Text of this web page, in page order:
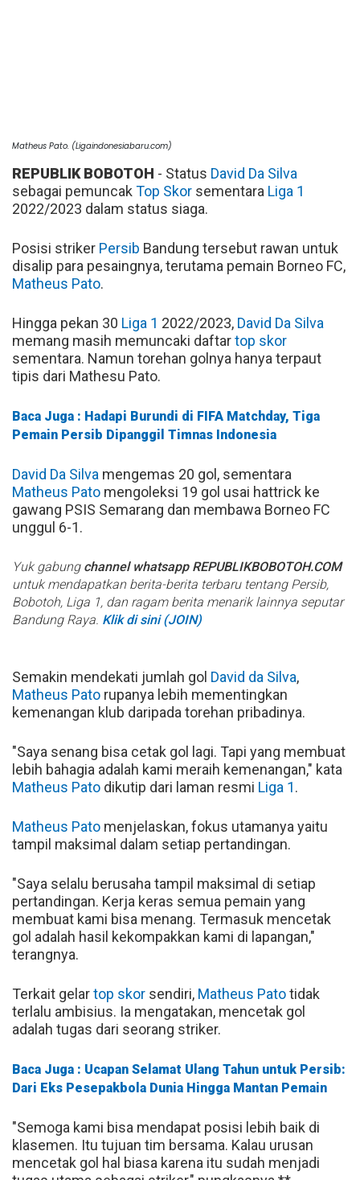
Matheus Pato. (Ligaindonesiabaru.com)
REPUBLIK BOBOTOH - Status David Da Silva
sebagai pemuncakTop Skor sementara Liga 1
2022/2023 dalam status siaga.
Posisi striker Persib Bandung tersebut rawan untuk
disalip para pesaingnya, terutama pemain Borneo FC,
Matheus Pato.
Hingga pekan 30 Liga 1 2022/2023, David Da Silva
memang masih memuncaki daftartop skor
sementara. Namun torehan golnya hanya terpaut
tipis dari Mathesu Pato.
Baca Juga : Hadapi Burundi di FIFA Matchday, Tiga
Pemain Persib Dipanggil Timnas Indonesia
David Da Silva mengemas 20 gol, sementara
Matheus Pato mengoleksi 19 gol usai hattrick ke
gawang PSIS Semarang dan membawa Borneo FC
unggul 6-1.
Yuk gabung channel whatsapp REPUBLIKBOBOTOH.COM
untuk mendapatkan berita-berita terbaru tentang Persib,
Bobotoh, Liga 1, dan ragam berita menarik lainnya seputar
Bandung Raya. Klik di sini (JOIN)
Semakin mendekati jumlah gol David da Silva,
Matheus Pato rupanya lebih mementingkan
kemenangan klub daripada torehan pribadinya.
"Saya senang bisa cetak gol lagi. Tapi yang membuat
lebih bahagia adalah kami meraih kemenangan," kata
Matheus Pato dikutip dari laman resmi Liga 1.
Matheus Pato menjelaskan, fokus utamanya yaitu
tampil maksimal dalam setiap pertandingan.
"Saya selalu berusaha tampil maksimal di setiap
pertandingan. Kerja keras semua pemain yang
membuat kami bisa menang. Termasuk mencetak
gol adalah hasil kekompakkan kami di lapangan,"
terangnya.
Terkait gelartop skor sendiri, Matheus Patotidak
terlalu ambisius. Ia mengatakan, mencetak gol
adalah tugas dari seorang striker.
Baca Juga : Ucapan Selamat Ulang Tahun untuk Persib:
Dari Eks Pesepakbola Dunia Hingga Mantan Pemain
"Semoga kami bisa mendapat posisi lebih baik di
klasemen. Itu tujuan tim bersama. Kalau urusan
mencetak gol hal biasa karena itu sudah menjadi